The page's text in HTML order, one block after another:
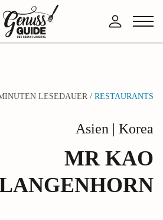
Anmelden
Menü
LESEDAUER / RESTAURANTS
Asien | Korea
MR KAO